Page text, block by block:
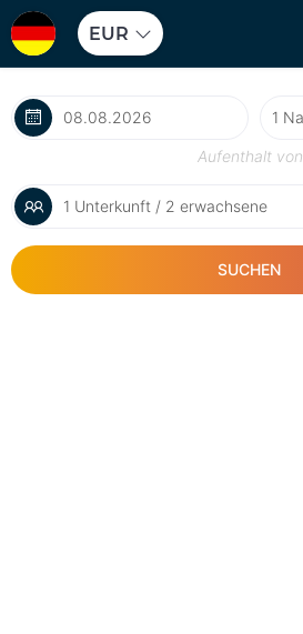
EUR
Aufenthalt von
1 Unterkunft / 2 erwachsene